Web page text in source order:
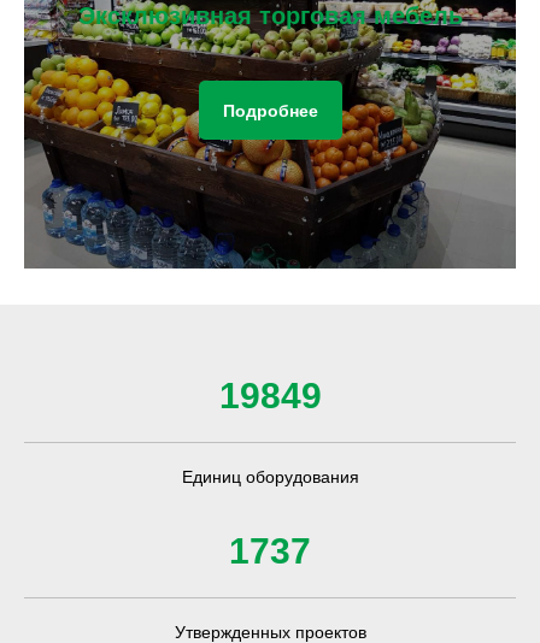
Эксклюзивная торговая мебель
Подробнее
19849
Единиц оборудования
1737
Утвержденных проектов